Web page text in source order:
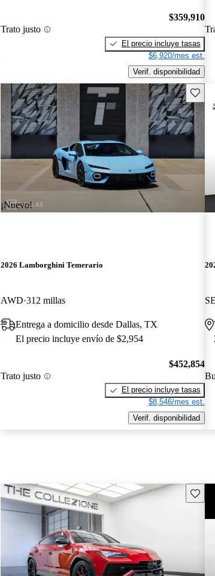
Trato justo
$359,910
El precio incluye tasas
$6,920/mes est.
Verif. disponibilidad
¡Nuevo!
2026 Lamborghini Temerario
AWD 312 millas
Entrega a domicilio desde Dallas, TX
El precio incluye envío de $2,954
Trato justo
$452,854
El precio incluye tasas
$8,546/mes est.
Verif. disponibilidad